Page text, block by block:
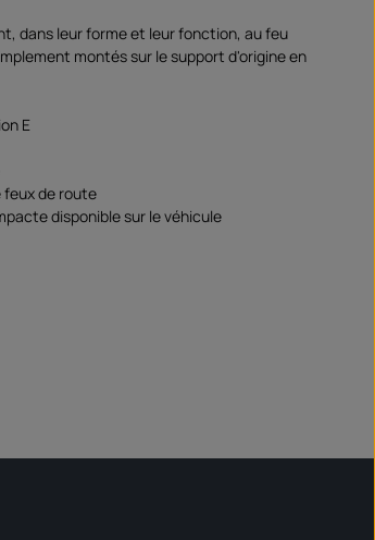
dans leur forme et leur fonction, au feu
montés sur le support d'origine en
E
feux de route
disponible sur le véhicule